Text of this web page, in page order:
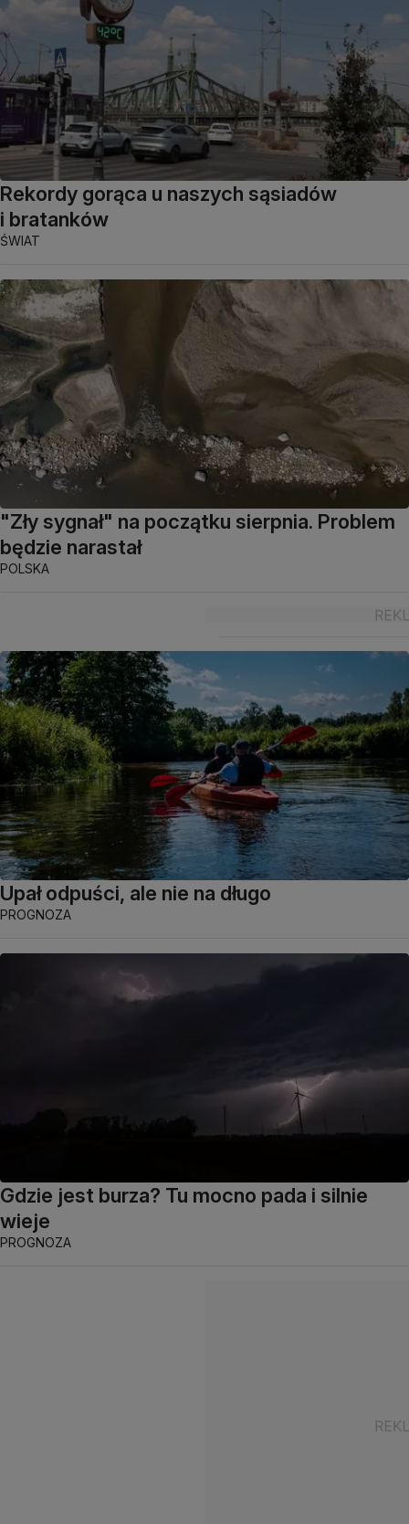
Rekordy gorąca u naszych sąsiadów
i bratanków
ŚWIAT
"Zły sygnał" na początku sierpnia. Problem
będzie narastał
POLSKA
Upał odpuści, ale nie na długo
PROGNOZA
Gdzie jest burza? Tu mocno pada i silnie
wieje
PROGNOZA